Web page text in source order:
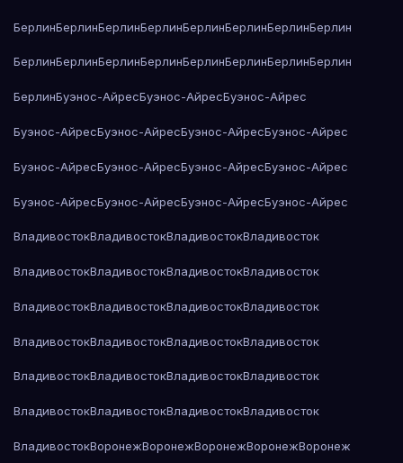
БерлинБерлинБерлинБерлинБерлинБерлинБерлинБерлин
БерлинБерлинБерлинБерлинБерлинБерлинБерлинБерлин
БерлинБуэнос-АйресБуэнос-АйресБуэнос-Айрес
Буэнос-АйресБуэнос-АйресБуэнос-АйресБуэнос-Айрес
Буэнос-АйресБуэнос-АйресБуэнос-АйресБуэнос-Айрес
Буэнос-АйресБуэнос-АйресБуэнос-АйресБуэнос-Айрес
ВладивостокВладивостокВладивостокВладивосток
ВладивостокВладивостокВладивостокВладивосток
ВладивостокВладивостокВладивостокВладивосток
ВладивостокВладивостокВладивостокВладивосток
ВладивостокВладивостокВладивостокВладивосток
ВладивостокВладивостокВладивостокВладивосток
ВладивостокВоронежВоронежВоронежВоронежВоронеж